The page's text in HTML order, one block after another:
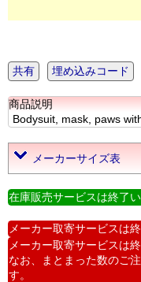
共有 埋め込みコード
商品説明
Bodysuit, mask, paws
メーカーサイズ表
在庫販売サービスは終了
メーカー取寄サービスは
メーカー取寄サービスは
なお、まとまった数のご
す。